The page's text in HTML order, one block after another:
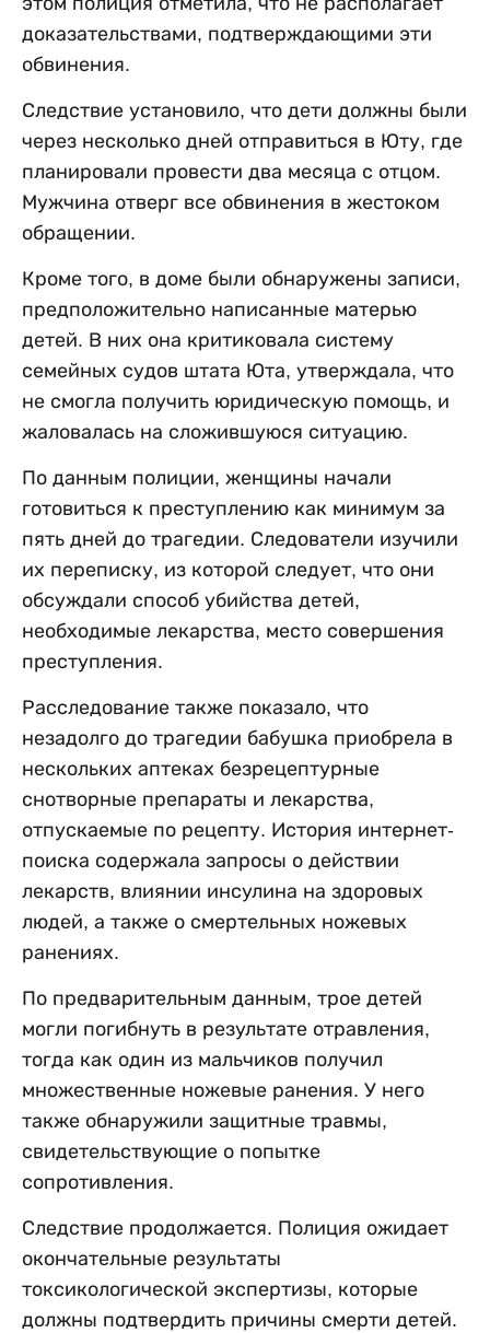
доказательствами, подтверждающими эти
обвинения.
Следствие установило, что дети должны были
через несколько дней отправиться в Юту, где
планировали провести два месяца с отцом.
Мужчина отверг все обвинения в жестоком
обращении.
Кроме того, в доме были обнаружены записи,
предположительно написанные матерью
детей. В них она критиковала систему
семейных судов штата Юта, утверждала, что
не смогла получить юридическую помощь, и
жаловалась на сложившуюся ситуацию.
По данным полиции, женщины начали
готовиться к преступлению как минимум за
пять дней до трагедии. Следователи изучили
их переписку, из которой следует, что они
обсуждали способ убийства детей,
необходимые лекарства, место совершения
преступления.
Расследование также показало, что
незадолго до трагедии бабушка приобрела в
нескольких аптеках безрецептурные
снотворные препараты и лекарства,
отпускаемые по рецепту. История интернет-
поиска содержала запросы о действии
лекарств, влиянии инсулина на здоровых
людей, а также о смертельных ножевых
ранениях.
По предварительным данным, трое детей
могли погибнуть в результате отравления,
тогда как один из мальчиков получил
множественные ножевые ранения. У него
также обнаружили защитные травмы,
свидетельствующие о попытке
сопротивления.
Следствие продолжается. Полиция ожидает
окончательные результаты
токсикологической экспертизы, которые
должны подтвердить причины смерти детей.